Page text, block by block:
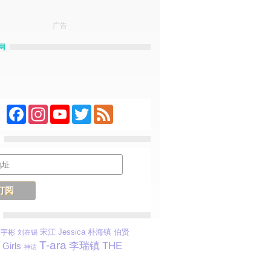
广告
FacebookInstagramYouTubeTwitterFeed
彬 刘在锡 宋江 Jessica 朴海镇 伯贤
Girls 神话 T-ara 李瑞镇 THE